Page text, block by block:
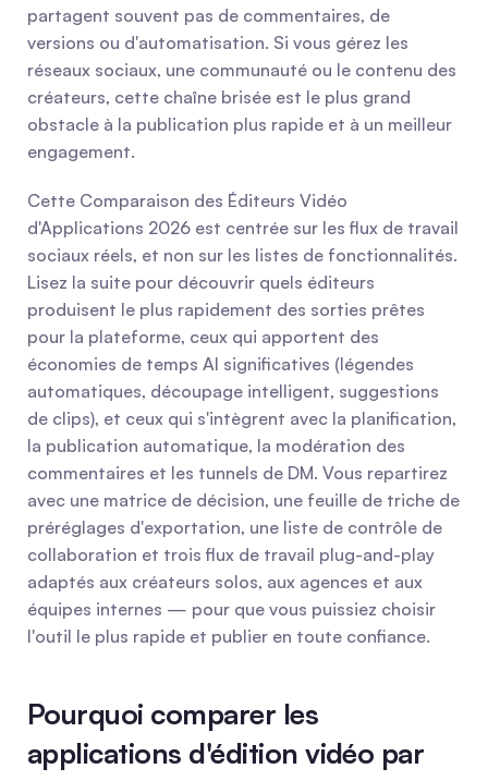
partagent souvent pas de commentaires, de
versions ou d'automatisation. Si vous gérez les
réseaux sociaux, une communauté ou le contenu des
créateurs, cette chaîne brisée est le plus grand
obstacle à la publication plus rapide et à un meilleur
engagement.
Cette Comparaison des Éditeurs Vidéo
d'Applications 2026 est centrée sur les flux de travail
sociaux réels, et non sur les listes de fonctionnalités.
Lisez la suite pour découvrir quels éditeurs
produisent le plus rapidement des sorties prêtes
pour la plateforme, ceux qui apportent des
économies de temps AI significatives (légendes
automatiques, découpage intelligent, suggestions
de clips), et ceux qui s'intègrent avec la planification,
la publication automatique, la modération des
commentaires et les tunnels de DM. Vous repartirez
avec une matrice de décision, une feuille de triche de
préréglages d'exportation, une liste de contrôle de
collaboration et trois flux de travail plug-and-play
adaptés aux créateurs solos, aux agences et aux
équipes internes — pour que vous puissiez choisir
l'outil le plus rapide et publier en toute confiance.
Pourquoi comparer les